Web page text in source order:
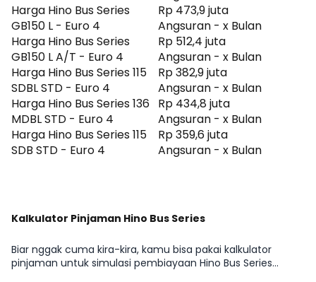
Harga Hino Bus Series
GB150 L - Euro 4
Rp 473,9 juta
Angsuran - x Bulan
Harga Hino Bus Series
GB150 L A/T - Euro 4
Rp 512,4 juta
Angsuran - x Bulan
Harga Hino Bus Series 115
SDBL STD - Euro 4
Rp 382,9 juta
Angsuran - x Bulan
Harga Hino Bus Series 136
MDBL STD - Euro 4
Rp 434,8 juta
Angsuran - x Bulan
Harga Hino Bus Series 115
SDB STD - Euro 4
Rp 359,6 juta
Angsuran - x Bulan
Kalkulator Pinjaman Hino Bus Series
Biar nggak cuma kira-kira, kamu bisa pakai kalkulator
pinjaman untuk simulasi pembiayaan Hino Bus Series